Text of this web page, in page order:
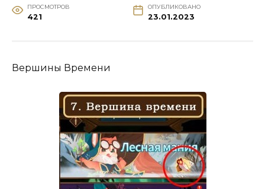
ПРОСМОТРОВ
421
ОПУБЛИКОВАНО
23.01.2023
Вершины Времени